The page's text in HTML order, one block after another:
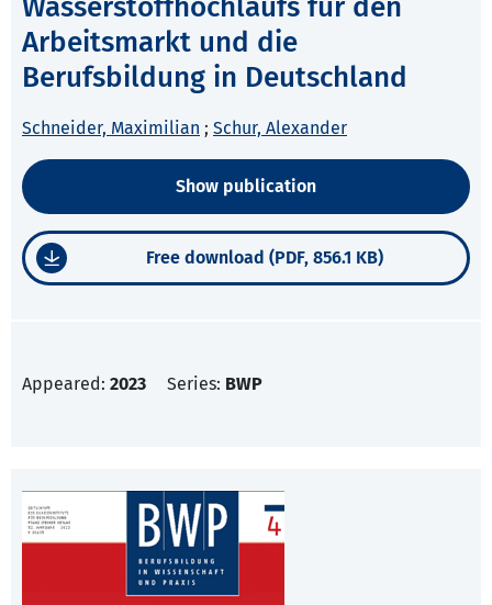
Wasserstoffhochlaufs für den
Arbeitsmarkt und die
Berufsbildung in Deutschland
Schneider, Maximilian ; Schur, Alexander
Show publication
Free download (PDF, 856.1 KB)
Appeared: 2023 Series: BWP